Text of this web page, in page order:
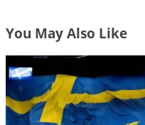
You May Also Like